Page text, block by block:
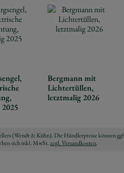
Bergmann mit
Lichtertüllen,
letztmalig 2026
(Wendt & Kühn). Die Händlerpreise können
sich inkl. MwSt.zzgl. Versandkosten.